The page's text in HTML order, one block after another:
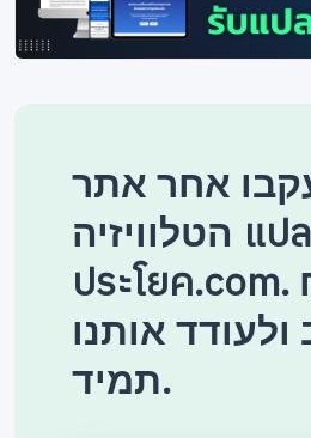
אחר אתר
הטלוויזיה แปล
ประโยค.com. אל תשכח
אותנו
תמיד.